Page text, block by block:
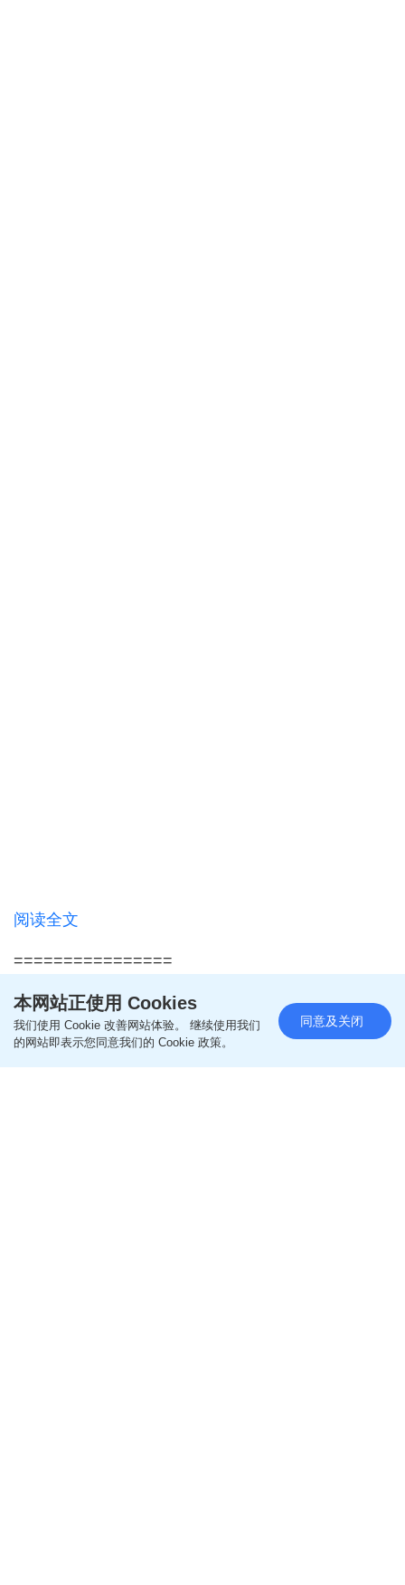
阅读全文
================
更多亲子教养相关文章
即likeOh爸妈FB，紧贴一手亲子资讯
本网站正使用 Cookies
我们使用 Cookie 改善网站体验。 继续使用我们
的网站即表示您同意我们的 Cookie 政策。
同意及关闭